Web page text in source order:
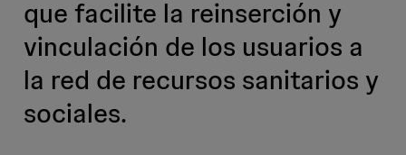
que facilite la reinserción y
vinculación de los usuarios a
la red de recursos sanitarios y
sociales.